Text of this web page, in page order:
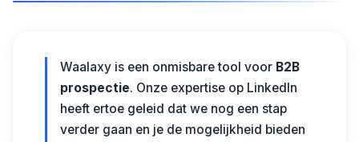
Waalaxy is een onmisbare tool voor B2B
prospectie. Onze expertise op LinkedIn
heeft ertoe geleid dat we nog een stap
verder gaan en je de mogelijkheid bieden